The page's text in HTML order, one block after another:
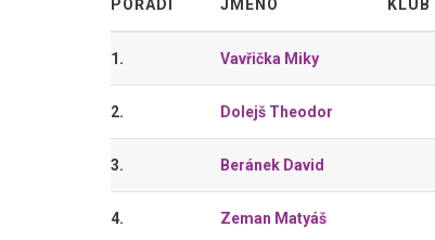
POŘADÍ JMÉNO KLUB
1. Vavřička Miky
2. Dolejš Theodor
3. Beránek David
4. Zeman Matyáš